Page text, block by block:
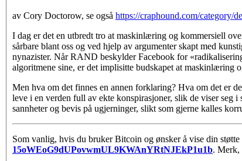
av Cory Doctorow, se også https://craphound.com/category/
I dag er det en utbredt tro at maskinlæring og kommersiell
sårbare blant oss og ved hjelp av argumenter skapt med
nynazister. Når RAND beskylder Facebook for
algoritmene sine, er det implisitte budskapet at maskinlæring
Men hva om det finnes en annen forklaring? Hva om det er
leve i en verden full av ekte konspirasjoner, slik de viser seg
sannheter og bevis på ugjerninger, slikt som gjerne kalles
Som vanlig, hvis du bruker Bitcoin og ønsker å vise din
15oWEoG9dUPovwmUL9KWAnYRtNJEkP1u1b. Merk,